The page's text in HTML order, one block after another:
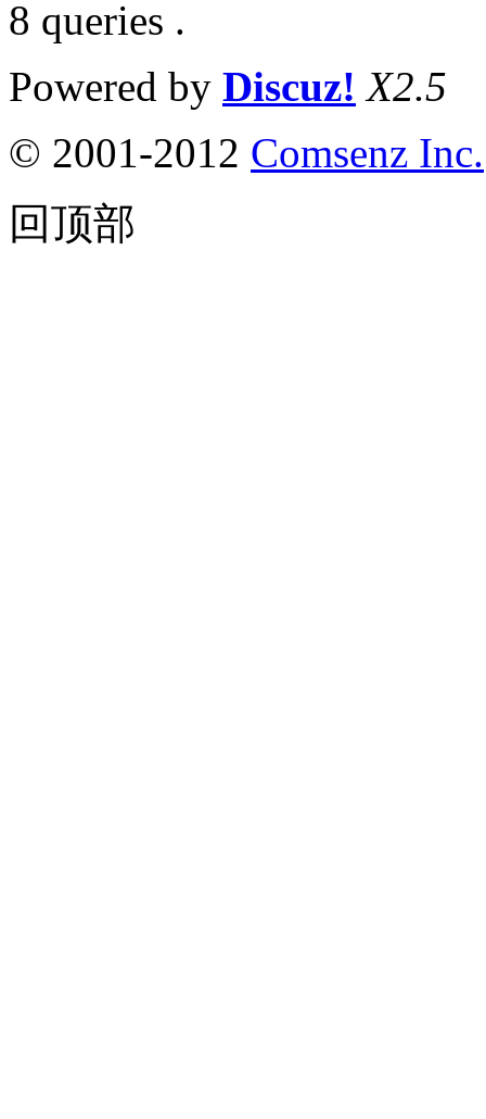
8 queries .
Powered by Discuz! X2.5
© 2001-2012 Comsenz Inc.
回顶部